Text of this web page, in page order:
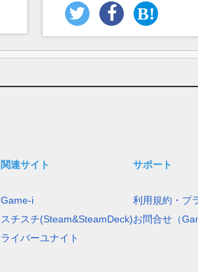
関連サイト
Game-i
スチスチ(Steam&SteamDeck)
ライバーユナイト
サポート
利用規約・プ
お問合せ（